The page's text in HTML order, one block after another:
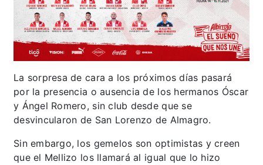
La sorpresa de cara a los próximos días pasará
por la presencia o ausencia de los hermanos Óscar
y Ángel Romero, sin club desde que se
desvincularon de San Lorenzo de Almagro.
Sin embargo, los gemelos son optimistas y creen
que el Mellizo los llamará al igual que lo hizo